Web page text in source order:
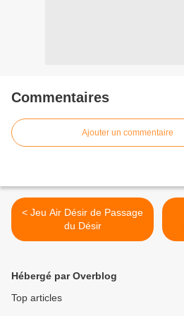
Commentaires
Ajouter un commentaire
< Jeu Air Désir de Passage
du Désir
Hébergé par Overblog
Top articles